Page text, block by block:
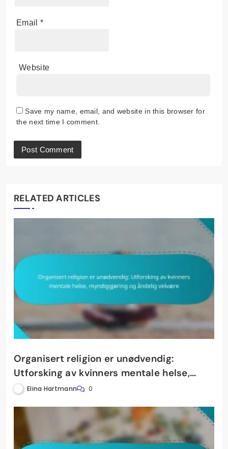
Email *
Website
Save my name, email, and website in this browser for
the next time I comment.
RELATED ARTICLES
Organisert religion er unødvendig:
Utforsking av kvinners mentale helse,
myndiggjøring og åndelig velvære
Elina Hartmann 0